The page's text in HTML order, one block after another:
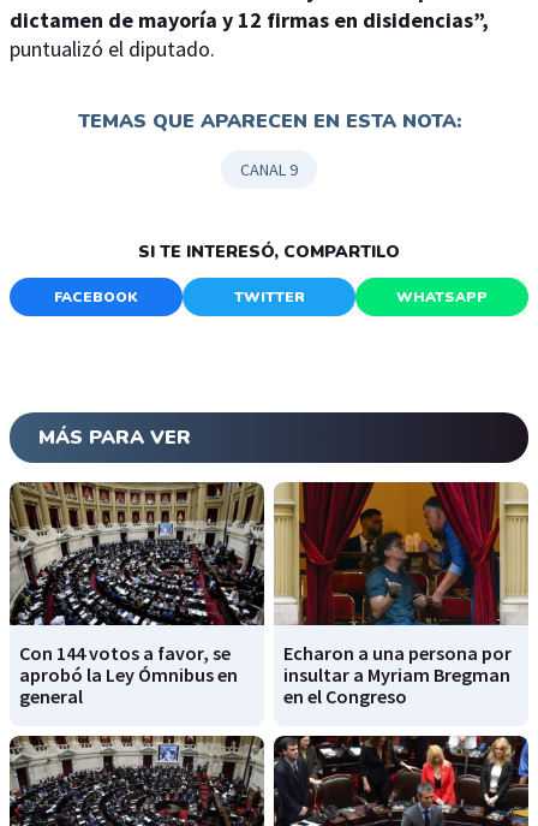
dictamen de mayoría y 12 firmas en disidencias”,
puntualizó el diputado.
TEMAS QUE APARECEN EN ESTA NOTA:
CANAL 9
SI TE INTERESÓ, COMPARTILO
FACEBOOK TWITTER WHATSAPP
MÁS PARA VER
Con 144 votos a favor, se
aprobó la Ley Ómnibus en
general
Echaron a una persona por
insultar a Myriam Bregman
en el Congreso